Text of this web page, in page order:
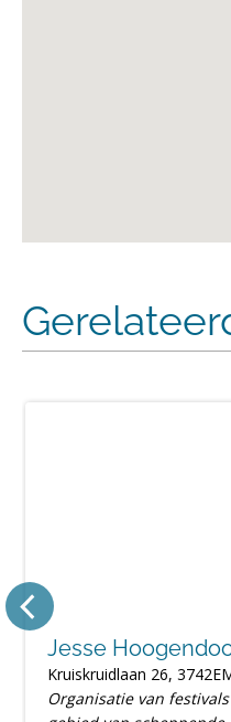
Jesse
Kruiskruidlaan 26,
Organisatie van